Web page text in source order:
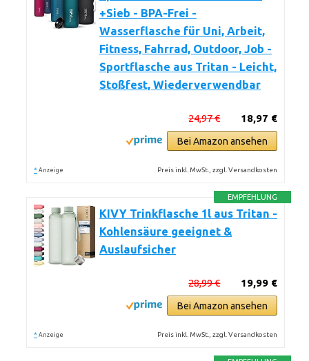
+Sieb - BPA-Frei -
Wasserflasche für Uni, Arbeit,
Fitness, Fahrrad, Outdoor, Job -
Sportflasche aus Tritan - Leicht,
Stoßfest, Wiederverwendbar
18,97 €
24,97 €
Bei Amazon ansehen
* Anzeige Preis inkl. MwSt., zzgl. Versandkosten
EMPFEHLUNG
KIVY Trinkflasche 1l aus Tritan -
Kohlensäure geeignet &
Auslaufsicher
19,99 €
28,99 €
Bei Amazon ansehen
* Anzeige Preis inkl. MwSt., zzgl. Versandkosten